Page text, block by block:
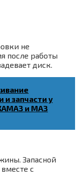
не
после работы
диск.
и запчасти у
и МАЗ
Запасной
с